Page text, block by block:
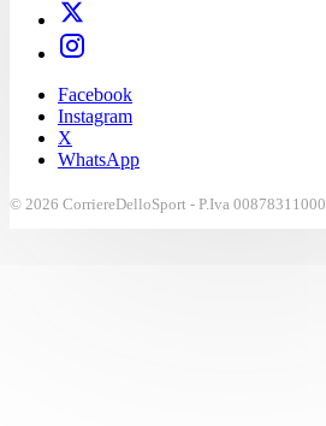
Facebook
Instagram
X
WhatsApp
© 2026 CorriereDelloSport - P.Iva 00878311000